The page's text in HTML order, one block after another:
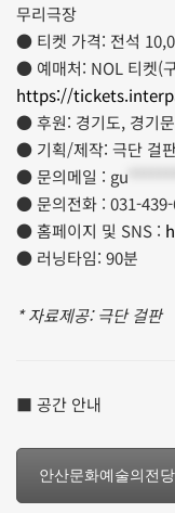
무리극장
● 티켓 가격: 전석
● 예매처: NOL 티켓(
https://
● 후원: 경기도, 경기
● 기획/제작: 극단 걸
● 문의메일 : gu
● 문의전화 : 031-
● 홈페이지 및 SNS :
● 러닝타임: 90분
* 자료제공: 극단 걸판
■ 공간 안내
안산문화예술의전